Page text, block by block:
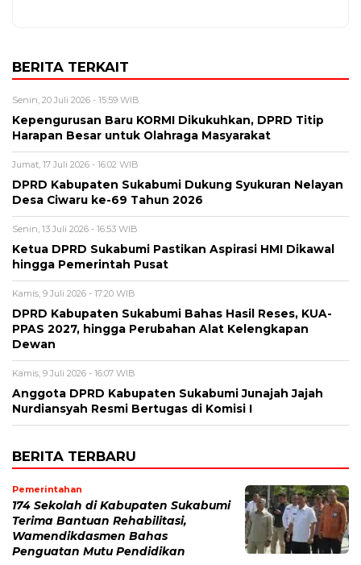
BERITA TERKAIT
Senin, 20 Juli 2026 - 15:59 WIB
Kepengurusan Baru KORMI Dikukuhkan, DPRD Titip
Harapan Besar untuk Olahraga Masyarakat
Jumat, 17 Juli 2026 - 16:02 WIB
DPRD Kabupaten Sukabumi Dukung Syukuran Nelayan
Desa Ciwaru ke-69 Tahun 2026
Senin, 13 Juli 2026 - 16:53 WIB
Ketua DPRD Sukabumi Pastikan Aspirasi HMI Dikawal
hingga Pemerintah Pusat
Kamis, 9 Juli 2026 - 17:20 WIB
DPRD Kabupaten Sukabumi Bahas Hasil Reses, KUA-
PPAS 2027, hingga Perubahan Alat Kelengkapan
Dewan
Kamis, 9 Juli 2026 - 16:07 WIB
Anggota DPRD Kabupaten Sukabumi Junajah Jajah
Nurdiansyah Resmi Bertugas di Komisi I
BERITA TERBARU
Pemerintahan
174 Sekolah di Kabupaten Sukabumi
Terima Bantuan Rehabilitasi,
Wamendikdasmen Bahas
Penguatan Mutu Pendidikan